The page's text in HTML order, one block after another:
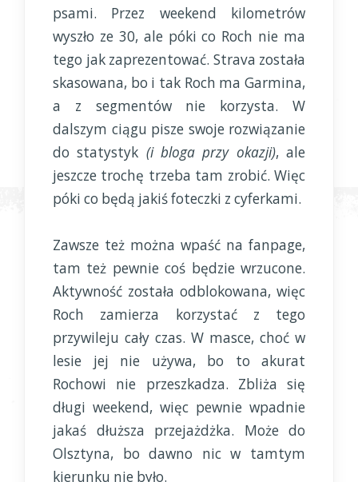
psami. Przez weekend kilometrów
wyszło ze 30, ale póki co Roch nie ma
tego jak zaprezentować. Strava została
skasowana, bo i tak Roch ma Garmina,
a z segmentów nie korzysta. W
dalszym ciągu pisze swoje rozwiązanie
do statystyk (i bloga przy okazji), ale
jeszcze trochę trzeba tam zrobić. Więc
póki co będą jakiś foteczki z cyferkami.
Zawsze też można wpaść na fanpage,
tam też pewnie coś będzie wrzucone.
Aktywność została odblokowana, więc
Roch zamierza korzystać z tego
przywileju cały czas. W masce, choć w
lesie jej nie używa, bo to akurat
Rochowi nie przeszkadza. Zbliża się
długi weekend, więc pewnie wpadnie
jakaś dłuższa przejażdżka. Może do
Olsztyna, bo dawno nic w tamtym
kierunku nie było.